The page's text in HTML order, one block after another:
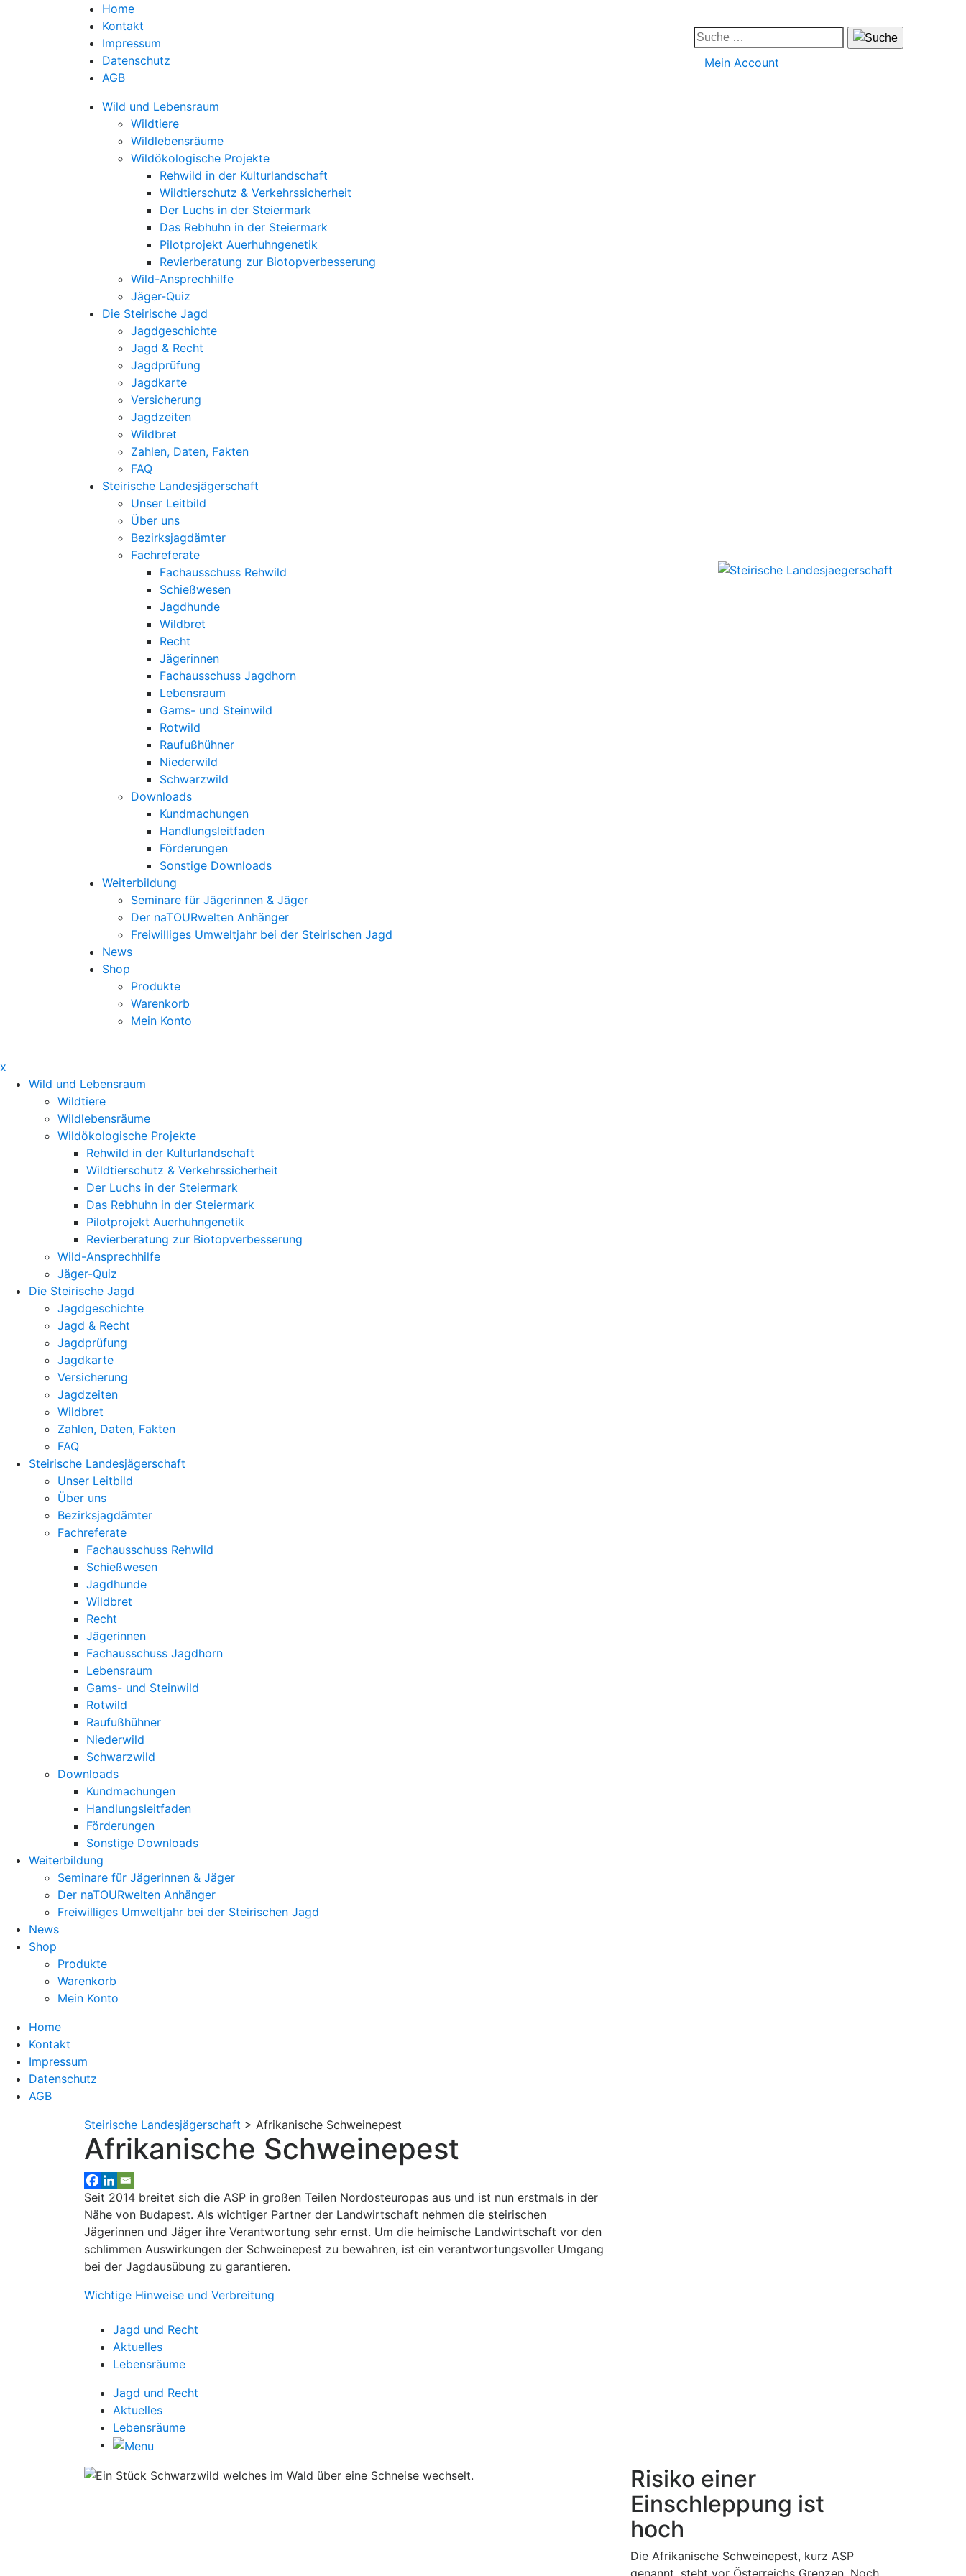
Home
Kontakt
Impressum
Datenschutz
AGB
Mein Account
Wild und Lebensraum
Wildtiere
Wildlebensräume
Wildökologische Projekte
Rehwild in der Kulturlandschaft
Wildtierschutz & Verkehrssicherheit
Der Luchs in der Steiermark
Das Rebhuhn in der Steiermark
Pilotprojekt Auerhuhngenetik
Revierberatung zur Biotopverbesserung
Wild-Ansprechhilfe
Jäger-Quiz
Die Steirische Jagd
Jagdgeschichte
Jagd & Recht
Jagdprüfung
Jagdkarte
Versicherung
Jagdzeiten
Wildbret
Zahlen, Daten, Fakten
FAQ
Steirische Landesjägerschaft
Unser Leitbild
Über uns
Bezirksjagdämter
Fachreferate
Fachausschuss Rehwild
Schießwesen
Jagdhunde
Wildbret
Recht
Jägerinnen
Fachausschuss Jagdhorn
Lebensraum
Gams- und Steinwild
Rotwild
Raufußhühner
Niederwild
Schwarzwild
Downloads
Kundmachungen
Handlungsleitfaden
Förderungen
Sonstige Downloads
Weiterbildung
Seminare für Jägerinnen & Jäger
Der naTOURwelten Anhänger
Freiwilliges Umweltjahr bei der Steirischen Jagd
News
Shop
Produkte
Warenkorb
Mein Konto
x
Wild und Lebensraum
Wildtiere
Wildlebensräume
Wildökologische Projekte
Rehwild in der Kulturlandschaft
Wildtierschutz & Verkehrssicherheit
Der Luchs in der Steiermark
Das Rebhuhn in der Steiermark
Pilotprojekt Auerhuhngenetik
Revierberatung zur Biotopverbesserung
Wild-Ansprechhilfe
Jäger-Quiz
Die Steirische Jagd
Jagdgeschichte
Jagd & Recht
Jagdprüfung
Jagdkarte
Versicherung
Jagdzeiten
Wildbret
Zahlen, Daten, Fakten
FAQ
Steirische Landesjägerschaft
Unser Leitbild
Über uns
Bezirksjagdämter
Fachreferate
Fachausschuss Rehwild
Schießwesen
Jagdhunde
Wildbret
Recht
Jägerinnen
Fachausschuss Jagdhorn
Lebensraum
Gams- und Steinwild
Rotwild
Raufußhühner
Niederwild
Schwarzwild
Downloads
Kundmachungen
Handlungsleitfaden
Förderungen
Sonstige Downloads
Weiterbildung
Seminare für Jägerinnen & Jäger
Der naTOURwelten Anhänger
Freiwilliges Umweltjahr bei der Steirischen Jagd
News
Shop
Produkte
Warenkorb
Mein Konto
Home
Kontakt
Impressum
Datenschutz
AGB
Steirische Landesjägerschaft > Afrikanische Schweinepest
Afrikanische Schweinepest
Seit 2014 breitet sich die ASP in großen Teilen Nordosteuropas aus und ist nun erstmals in der
Nähe von Budapest. Als wichtiger Partner der Landwirtschaft nehmen die steirischen
Jägerinnen und Jäger ihre Verantwortung sehr ernst. Um die heimische Landwirtschaft vor den
schlimmen Auswirkungen der Schweinepest zu bewahren, ist ein verantwortungsvoller Umgang
bei der Jagdausübung zu garantieren.
Wichtige Hinweise und Verbreitung
Jagd und Recht
Aktuelles
Lebensräume
Jagd und Recht
Aktuelles
Lebensräume
Risiko einer
Einschleppung ist
hoch
Die Afrikanische Schweinepest, kurz ASP
genannt, steht vor Österreichs Grenzen. Noch